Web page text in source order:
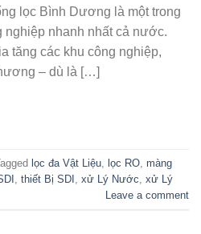
lọc Bình Dương là một trong
nghiệp nhanh nhất cả nước.
tăng các khu công nghiệp,
– dù là […]
lọc đa Vật Liệu lọc RO màng
thiết Bị SDI xử Lý Nước xử Lý
Leave a comment